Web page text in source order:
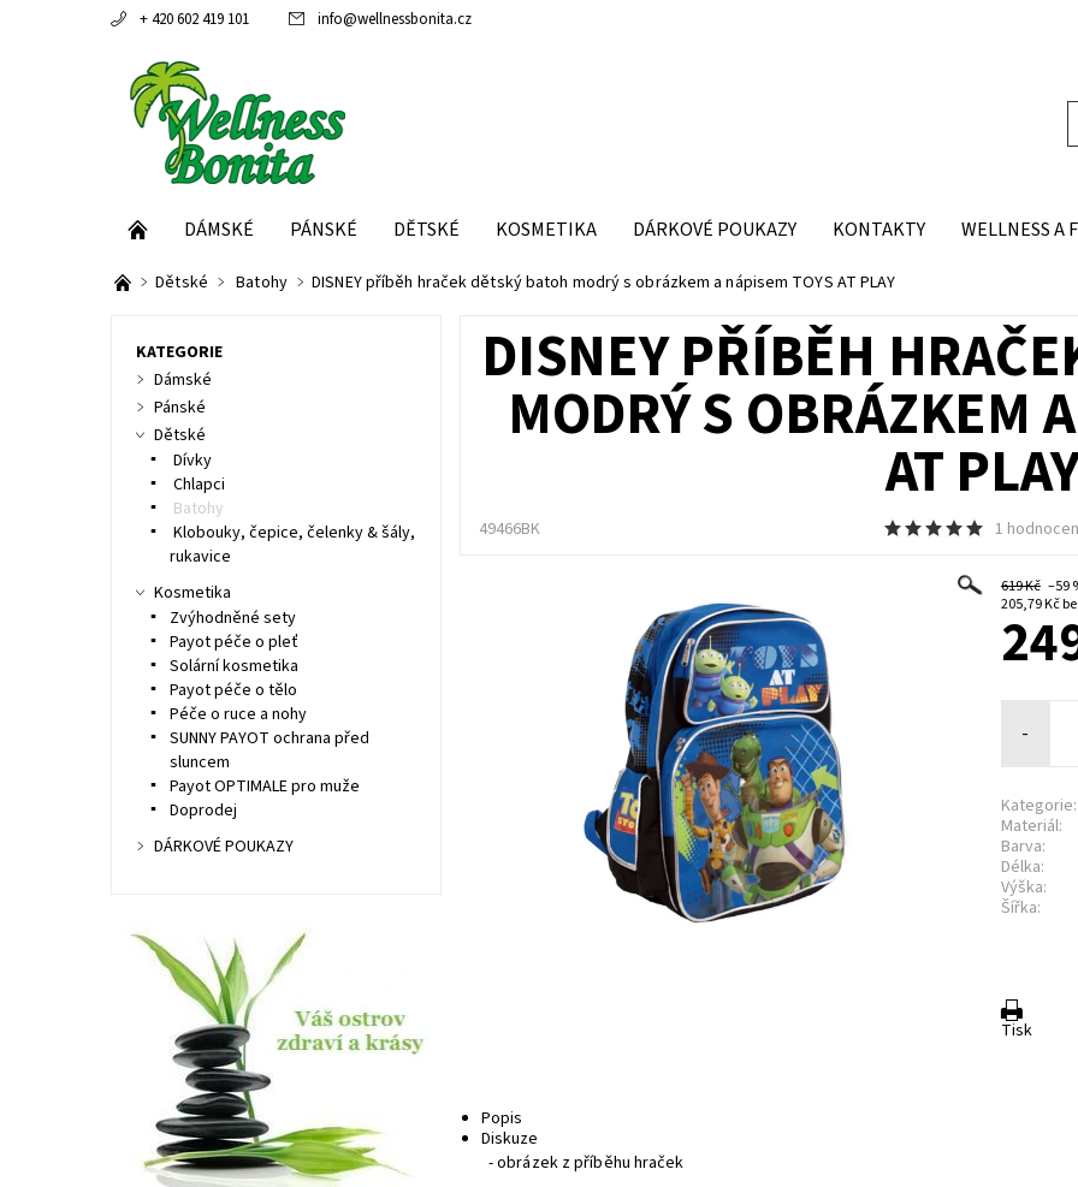
+ 420 602 419 101 info@wellnessbonita.cz
DÁMSKÉ PÁNSKÉ DĚTSKÉ KOSMETIKA DÁRKOVÉ POUKAZY KONTAKTY WELLNESS A
Dětské Batohy DISNEY příběh hraček dětský batoh modrý s obrázkem a nápisem TOYS AT PLAY
DISNEY PŘÍBĚH
MODRÝ S OBRÁZKEM
AT
49466BK 1
619 Kč –59
-
Kategorie:
Materiál:
Barva:
Délka:
Výška:
Šířka:
Tisk
Popis
Diskuze
- obrázek z příběhu hraček
KATEGORIE
Dámské
Pánské
Dětské
Dívky
Chlapci
Batohy
Klobouky, čepice, čelenky & šály,
rukavice
Kosmetika
Zvýhodněné sety
Payot péče o pleť
Solární kosmetika
Payot péče o tělo
Péče o ruce a nohy
SUNNY PAYOT ochrana před
sluncem
Payot OPTIMALE pro muže
Doprodej
DÁRKOVÉ POUKAZY